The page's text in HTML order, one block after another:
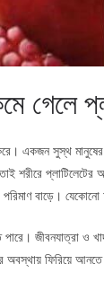
গেলে
একজন সুস্থ মানুষের
শরীরে
বাড়ে।
জীবনযাত্রা ও
অবস্থায় ফিরিয়ে